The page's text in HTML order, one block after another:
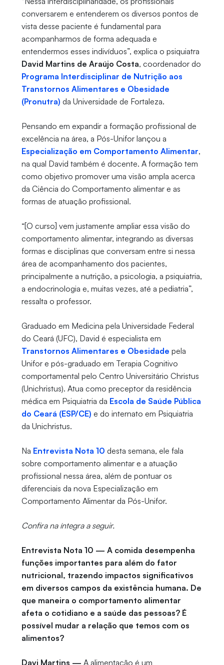
conversarem e entenderem os diversos pontos de
vista desse paciente é fundamental para
acompanharmos de forma adequada e
entendermos esses indivíduos”, explica o psiquiatra
David Martins de Araújo Costa, coordenador do
Programa Interdisciplinar de Nutrição aos
Transtornos Alimentares e Obesidade
(Pronutra) da Universidade de Fortaleza.
Pensando em expandir a formação profissional de
excelência na área, a Pós-Unifor lançou a
Especialização em Comportamento Alimentar,
na qual David também é docente. A formação tem
como objetivo promover uma visão ampla acerca
da Ciência do Comportamento alimentar e as
formas de atuação profissional.
“[O curso] vem justamente ampliar essa visão do
comportamento alimentar, integrando as diversas
formas e disciplinas que conversam entre si nessa
área de acompanhamento dos pacientes,
principalmente a nutrição, a psicologia, a psiquiatria,
a endocrinologia e, muitas vezes, até a pediatria”,
ressalta o professor.
Graduado em Medicina pela Universidade Federal
do Ceará (UFC), David é especialista em
Transtornos Alimentares e Obesidade pela
Unifor e pós-graduado em Terapia Cognitivo
comportamental pelo Centro Universitário Christus
(Unichristus). Atua como preceptor da residência
médica em Psiquiatria da Escola de Saúde Pública
do Ceará (ESP/CE) e do internato em Psiquiatria
da Unichristus.
Na Entrevista Nota 10 desta semana, ele fala
sobre comportamento alimentar e a atuação
profissional nessa área, além de pontuar os
diferenciais da nova Especialização em
Comportamento Alimentar da Pós-Unifor.
Confira na íntegra a seguir.
Entrevista Nota 10 — A comida desempenha
funções importantes para além do fator
nutricional, trazendo impactos significativos
em diversos campos da existência humana. De
que maneira o comportamento alimentar
afeta o cotidiano e a saúde das pessoas? É
possível mudar a relação que temos com os
alimentos?
Davi Martins — A alimentação é um